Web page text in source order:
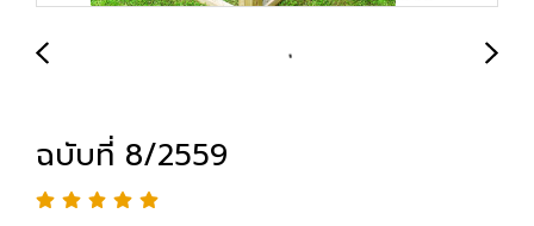
ฉบับที่ 8/2559